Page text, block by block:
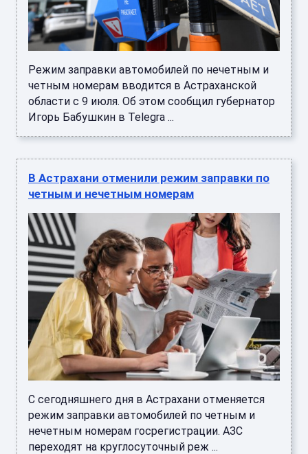
Режим заправки автомобилей по нечетным и
четным номерам вводится в Астраханской
области с 9 июля. Об этом сообщил губернатор
Игорь Бабушкин в Telegra ...
В Астрахани отменили режим заправки по
четным и нечетным номерам
С сегодняшнего дня в Астрахани отменяется
режим заправки автомобилей по четным и
нечетным номерам госрегистрации. АЗС
переходят на круглосуточный реж ...